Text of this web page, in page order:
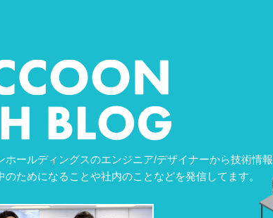
ホールディングスのエンジニア/デザイナーから技術情報
のためになることや社内のことなどを発信してます。